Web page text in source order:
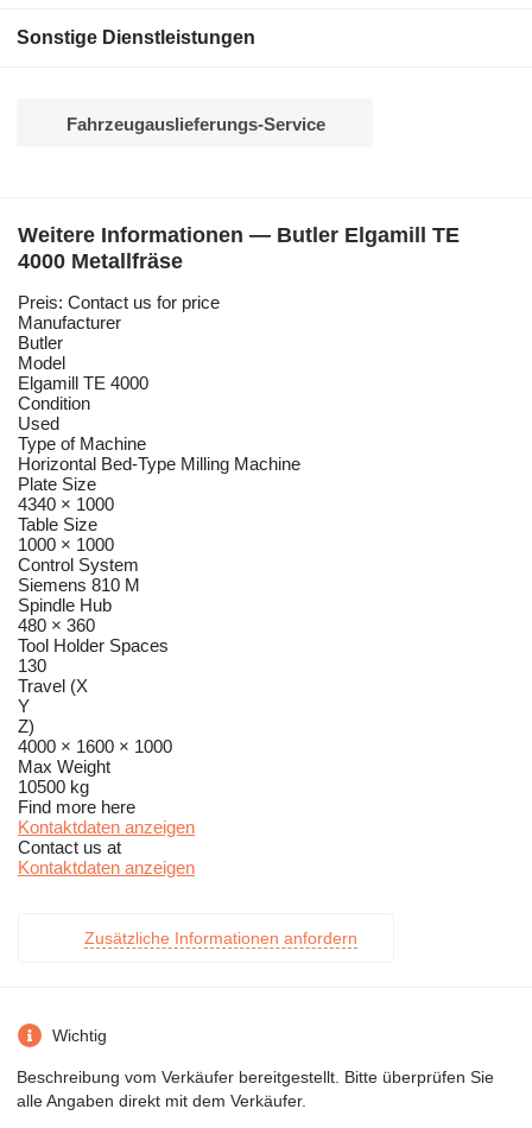
Sonstige Dienstleistungen
Fahrzeugauslieferungs-Service
Weitere Informationen — Butler Elgamill TE
4000 Metallfräse
Preis: Contact us for price
Manufacturer
Butler
Model
Elgamill TE 4000
Condition
Used
Type of Machine
Horizontal Bed-Type Milling Machine
Plate Size
4340 × 1000
Table Size
1000 × 1000
Control System
Siemens 810 M
Spindle Hub
480 × 360
Tool Holder Spaces
130
Travel (X
Y
Z)
4000 × 1600 × 1000
Max Weight
10500 kg
Find more here
Kontaktdaten anzeigen
Contact us at
Kontaktdaten anzeigen
Zusätzliche Informationen anfordern
Wichtig
Beschreibung vom Verkäufer bereitgestellt. Bitte überprüfen Sie
alle Angaben direkt mit dem Verkäufer.